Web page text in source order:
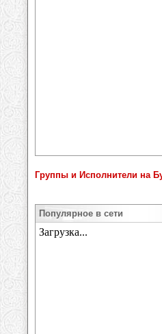
Группы и Исполнители на
Популярное в сети